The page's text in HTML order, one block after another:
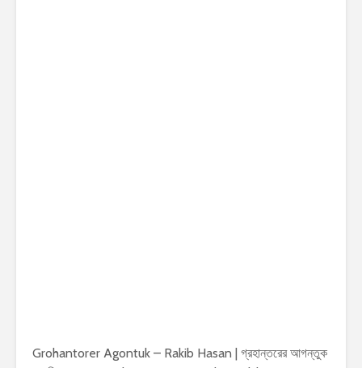
Grohantorer Agontuk – Rakib Hasan | গ্রহান্তরের আগন্তুক